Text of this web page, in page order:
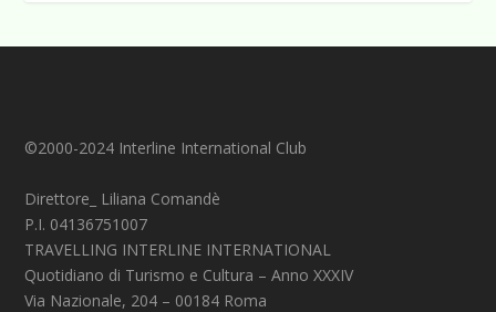
©2000-2024 Interline International Club
Direttore_ Liliana Comandè
P.I. 04136751007
TRAVELLING INTERLINE INTERNATIONAL
Quotidiano di Turismo e Cultura – Anno XXXIV
Via Nazionale, 204 – 00184 Roma